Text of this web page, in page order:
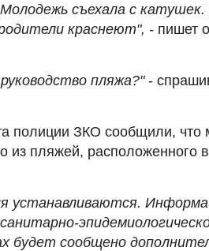
съехала с
краснеют", - пишет
пляжа?"-
полиции ЗКО сообщили, что
из пляжей, расположенного
устанавливаются.
будет сообщено